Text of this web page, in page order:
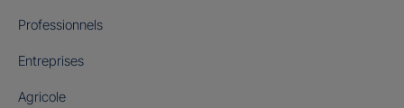
Professionnels
Entreprises
Agricole